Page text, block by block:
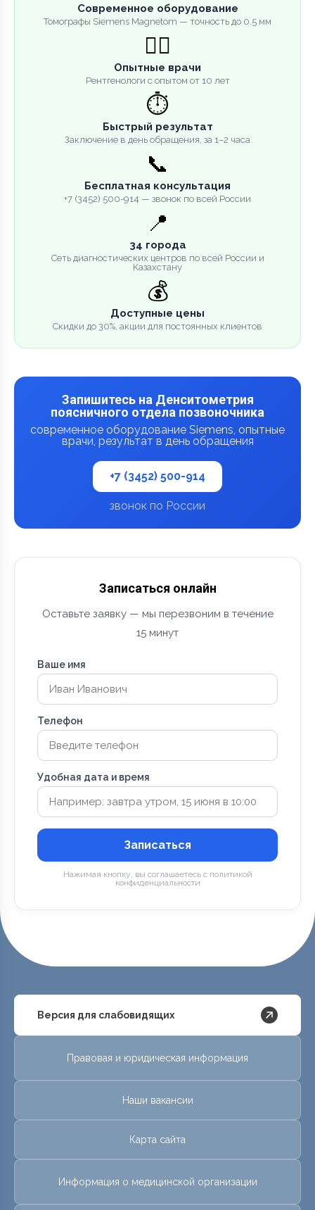
Современное оборудование
Томографы Siemens Magnetom — точность до 0.5 мм
👨‍⚕️
Опытные врачи
Рентгенологи с опытом от 10 лет
⏱️
Быстрый результат
Заключение в день обращения, за 1–2 часа
📞
Бесплатная консультация
+7 (3452) 500-914 — звонок по всей России
📍
34 города
Сеть диагностических центров по всей России и
Казахстану
💰
Доступные цены
Скидки до 30%, акции для постоянных клиентов
Запишитесь на Денситометрия
поясничного отдела позвоночника
современное оборудование Siemens, опытные
врачи, результат в день обращения
+7 (3452) 500-914
звонок по России
Записаться онлайн
Оставьте заявку — мы перезвоним в течение
15 минут
Ваше имя
Телефон
Удобная дата и время
Записаться
Нажимая кнопку, вы соглашаетесь с политикой
конфиденциальности
Версия для слабовидящих
Правовая и юридическая информация
Наши вакансии
Карта сайта
Информация о медицинской организации